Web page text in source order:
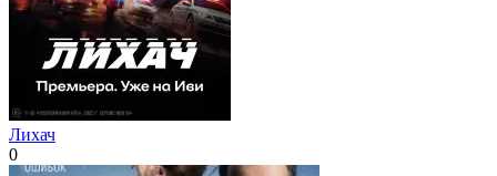
Лихач
0